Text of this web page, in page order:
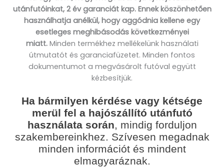
utánfutóinkat, 2 év garanciát kap. Ennek köszönhetően
használhatja anélkül, hogy aggódnia kellene egy
esetleges meghibásodás következményei
miatt.Minden termékhez mellékelünk használati
útmutatót és garanciafüzetet. Minden fontos
dokumentumot a megvásárolt futóval együtt
kézbesítjük.
Ha bármilyen kérdése vagy kétsége
merül fel a hajószállító utánfutó
használata során, mindig forduljon
szakembereinkhez. Szívesen megadnak
minden információt és mindent
elmagyaráznak.